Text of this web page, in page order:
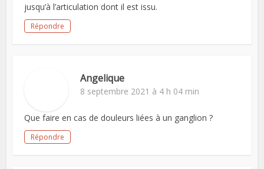
jusqu’à l’articulation dont il est issu.
Répondre
Angelique
8 septembre 2021 à 4 h 04 min
Que faire en cas de douleurs liées à un ganglion ?
Répondre